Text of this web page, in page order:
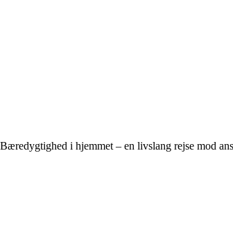
Bæredygtighed i hjemmet – en livslang rejse mod